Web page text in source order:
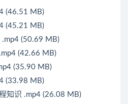
(46.51 MB)
(45.21 MB)
(50.69 MB)
(42.66 MB)
(35.90 MB)
(33.98 MB)
知识 .mp4 (26.08 MB)